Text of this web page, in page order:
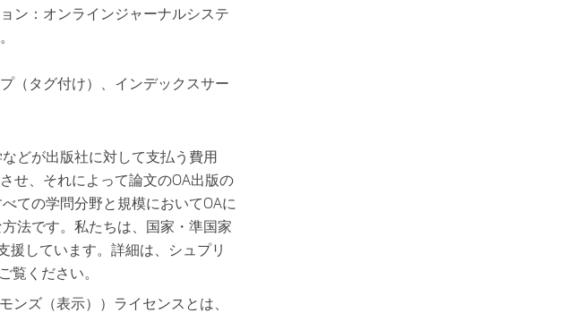
ン：オンラインジャーナルシステ
（タグ付け）、インデックスサー
どが出版社に対して支払う費用
せ、それによって論文のOA出版の
ての学問分野と規模においてOAに
法です。私たちは、国家・準国家
援しています。詳細は、シュプリ
覧ください。
ンズ（表示））ライセンスとは、